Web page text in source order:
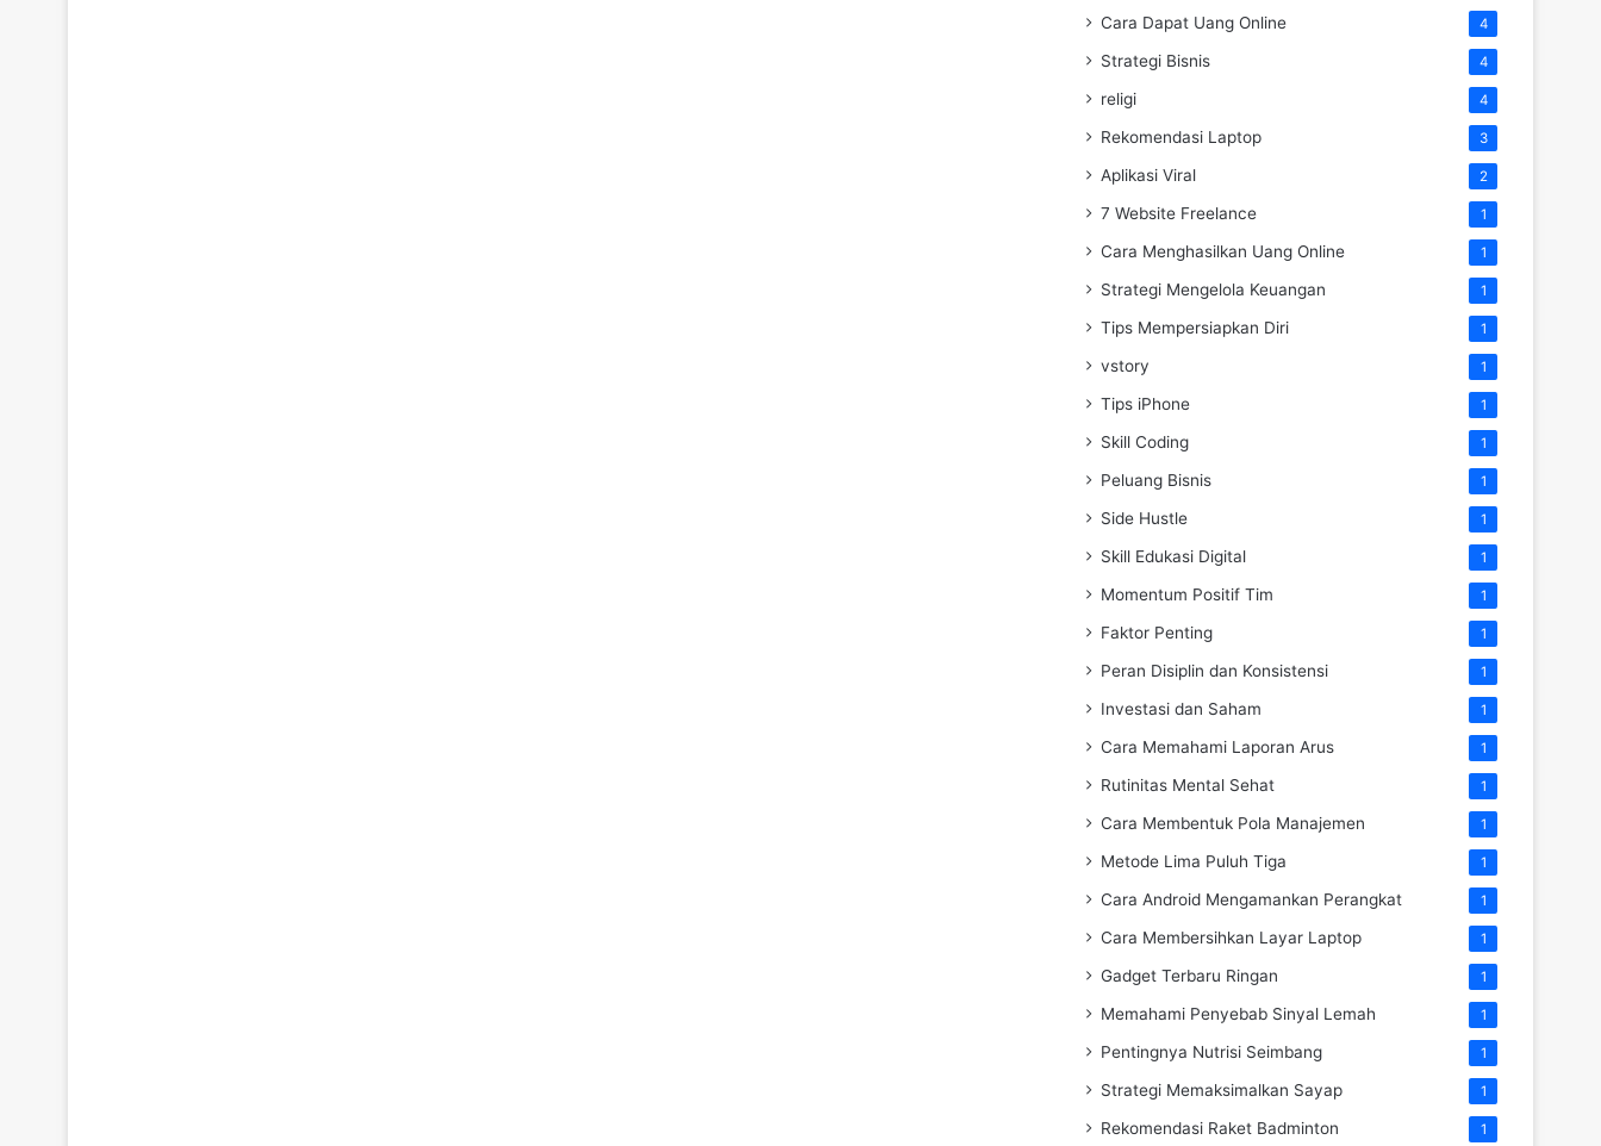
Cara Dapat Uang Online 4
Strategi Bisnis 4
religi 4
Rekomendasi Laptop 3
Aplikasi Viral 2
7 Website Freelance 1
Cara Menghasilkan Uang Online 1
Strategi Mengelola Keuangan 1
Tips Mempersiapkan Diri 1
vstory 1
Tips iPhone 1
Skill Coding 1
Peluang Bisnis 1
Side Hustle 1
Skill Edukasi Digital 1
Momentum Positif Tim 1
Faktor Penting 1
Peran Disiplin dan Konsistensi 1
Investasi dan Saham 1
Cara Memahami Laporan Arus 1
Rutinitas Mental Sehat 1
Cara Membentuk Pola Manajemen 1
Metode Lima Puluh Tiga 1
Cara Android Mengamankan Perangkat 1
Cara Membersihkan Layar Laptop 1
Gadget Terbaru Ringan 1
Memahami Penyebab Sinyal Lemah 1
Pentingnya Nutrisi Seimbang 1
Strategi Memaksimalkan Sayap 1
Rekomendasi Raket Badminton 1